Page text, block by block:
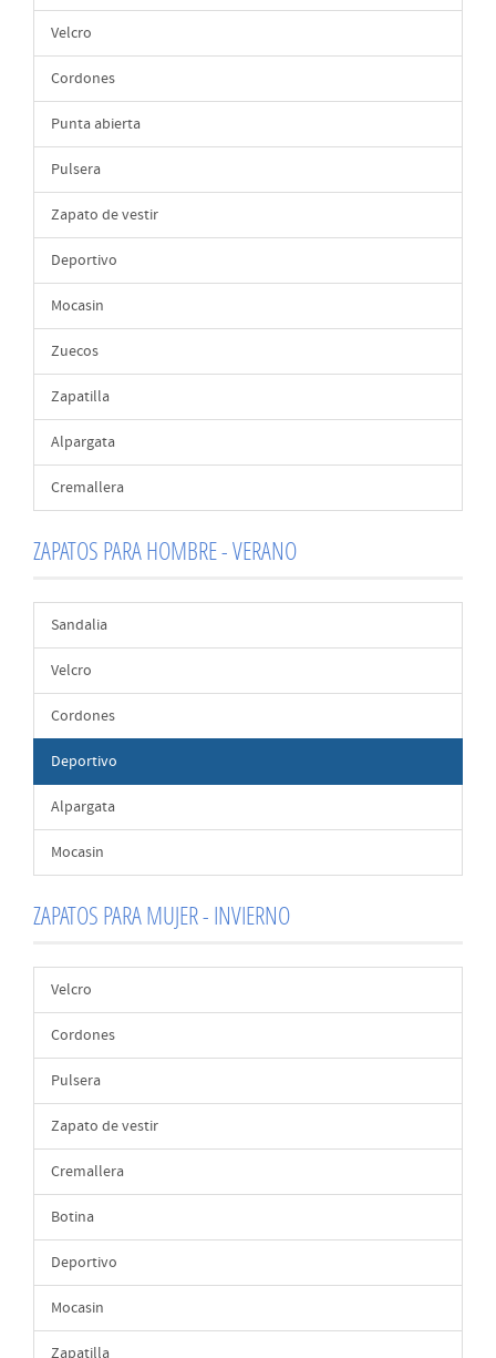
Velcro
Cordones
Punta abierta
Pulsera
Zapato de vestir
Deportivo
Mocasin
Zuecos
Zapatilla
Alpargata
Cremallera
ZAPATOS PARA HOMBRE - VERANO
Sandalia
Velcro
Cordones
Deportivo
Alpargata
Mocasin
ZAPATOS PARA MUJER - INVIERNO
Velcro
Cordones
Pulsera
Zapato de vestir
Cremallera
Botina
Deportivo
Mocasin
Zapatilla